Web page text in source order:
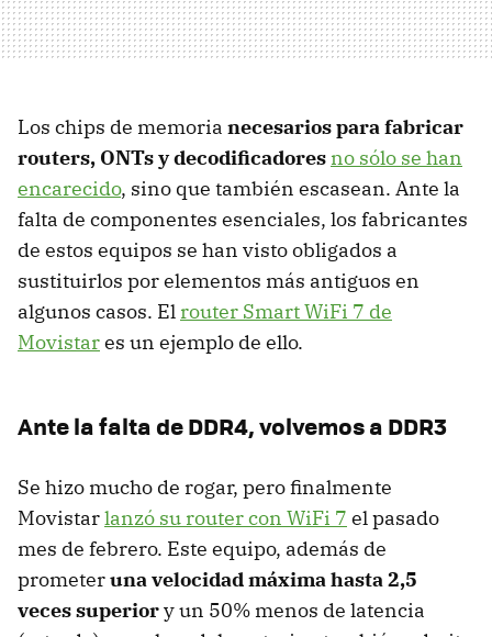
Los chips de memoria necesarios para fabricar
routers, ONTs y decodificadores no sólo se han
encarecido, sino que también escasean. Ante la
falta de componentes esenciales, los fabricantes
de estos equipos se han visto obligados a
sustituirlos por elementos más antiguos en
algunos casos. El router Smart WiFi 7 de
Movistares un ejemplo de ello.
Ante la falta de DDR4, volvemos a DDR3
Se hizo mucho de rogar, pero finalmente
Movistarlanzó su router con WiFi 7 el pasado
mes de febrero. Este equipo, además de
prometeruna velocidad máxima hasta 2,5
veces superiory un 50% menos de latencia